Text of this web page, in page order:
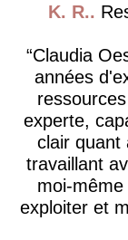
K. R.
Claudia
années
experte,
clair quant
travaillant
moi-
exploiter et